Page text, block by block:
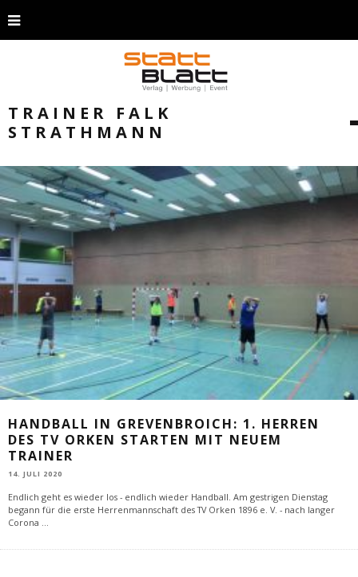
TRAINER FALK
STRATHMANN
HANDBALL IN GREVENBROICH: 1. HERREN
DES TV ORKEN STARTEN MIT NEUEM
TRAINER
14. JULI 2020
Endlich geht es wieder los - endlich wieder Handball. Am gestrigen Dienstag
begann für die erste Herrenmannschaft des TV Orken 1896 e. V. - nach langer
Corona ...